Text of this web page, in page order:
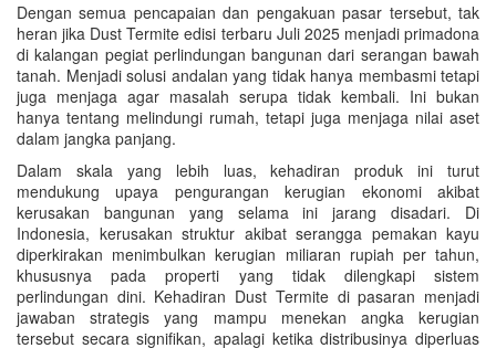
Dengan semua pencapaian dan pengakuan pasar tersebut, tak
heran jika Dust Termite edisi terbaru Juli 2025 menjadi primadona
di kalangan pegiat perlindungan bangunan dari serangan bawah
tanah. Menjadi solusi andalan yang tidak hanya membasmi tetapi
juga menjaga agar masalah serupa tidak kembali. Ini bukan
hanya tentang melindungi rumah, tetapi juga menjaga nilai aset
dalam jangka panjang.
Dalam skala yang lebih luas, kehadiran produk ini turut
mendukung upaya pengurangan kerugian ekonomi akibat
kerusakan bangunan yang selama ini jarang disadari. Di
Indonesia, kerusakan struktur akibat serangga pemakan kayu
diperkirakan menimbulkan kerugian miliaran rupiah per tahun,
khususnya pada properti yang tidak dilengkapi sistem
perlindungan dini. Kehadiran Dust Termite di pasaran menjadi
jawaban strategis yang mampu menekan angka kerugian
tersebut secara signifikan, apalagi ketika distribusinya diperluas